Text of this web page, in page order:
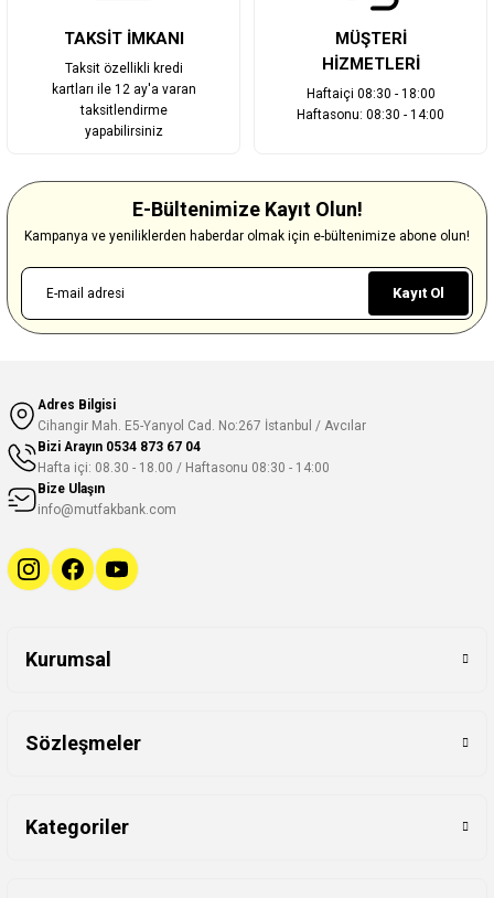
TAKSİT İMKANI
Taksit özellikli kredi
kartları ile 12 ay'a varan
taksitlendirme
yapabilirsiniz
MÜŞTERİ
HİZMETLERİ
Haftaiçi 08:30 - 18:00
Haftasonu: 08:30 - 14:00
E-Bültenimize Kayıt Olun!
Kampanya ve yeniliklerden haberdar olmak için e-bültenimize abone olun!
Kayıt Ol
Adres Bilgisi
Cihangir Mah. E5-Yanyol Cad. No:267 İstanbul / Avcılar
Bizi Arayın 0534 873 67 04
Hafta içi: 08.30 - 18.00 / Haftasonu 08:30 - 14:00
Bize Ulaşın
info@mutfakbank.com
Kurumsal
Sözleşmeler
Kategoriler